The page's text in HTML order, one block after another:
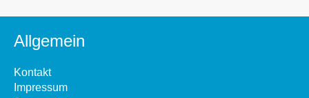
Allgemein
Kontakt
Impressum